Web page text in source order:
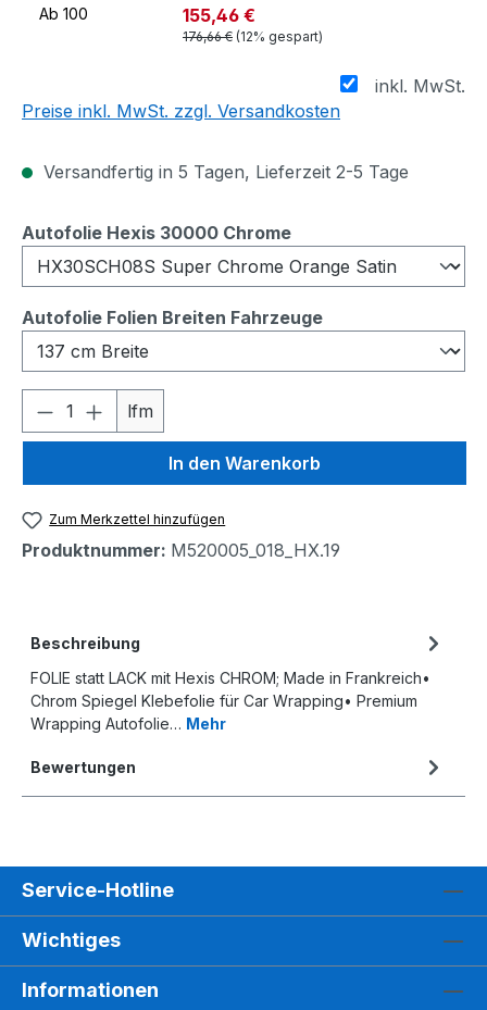
Ab 100 155,46 €
176,66 € (12% gespart)
inkl. MwSt.
Preise inkl. MwSt. zzgl. Versandkosten
Versandfertig in 5 Tagen, Lieferzeit 2-5 Tage
Autofolie Hexis 30000 Chromeauswählen
Autofolie Folien Breiten Fahrzeugeauswählen
Produkt Anzahl: Gib den
lfm
In den Warenkorb
Zum Merkzettel hinzufügen
Produktnummer: M520005_018_HX.19
Beschreibung
FOLIE statt LACK mit Hexis CHROM; Made in Frankreich•
Chrom Spiegel Klebefolie für Car Wrapping• Premium
Wrapping Autofolie… Mehr
Bewertungen
Service-Hotline
Wichtiges
Informationen